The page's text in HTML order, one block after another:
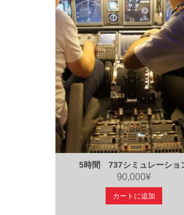
5時間 737シミュレーショ
90,000¥
カートに追加